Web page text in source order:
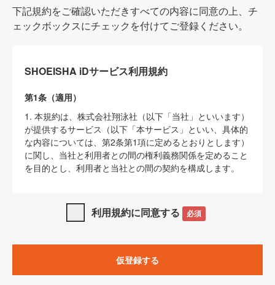
下記規約をご確認いただきすべての内容に同意の上、チ
ェックボックスにチェックを付けてご登録ください。
SHOEISHA iDサービス利用規約
第1条（適用）
1. 本規約は、株式会社翔泳社（以下「当社」といいます）
が提供するサービス（以下「本サービス」といい、具体的
な内容については、第2条第1項に定めるとおりとします）
に関し、当社と利用者との間の権利義務関係を定めること
を目的とし、利用者と当社との間の契約を構成します。
SHOEISHA iDプライバシーポリシー」及び「
サイト上でのデータの利用について（Cookieポリシー）
3. 本規約の内容と、前項に記載する定めその他当社が定め
利用規約に同意する 必須
仮登録する